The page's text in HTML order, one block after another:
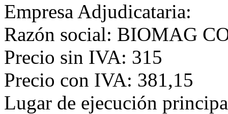
Empresa Adjudicataria:
Razón social: BIOMAG
Precio sin IVA: 315
Precio con IVA: 381,15
Lugar de ejecución